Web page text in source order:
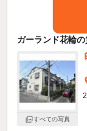
ガーランド花輪
すべての写真